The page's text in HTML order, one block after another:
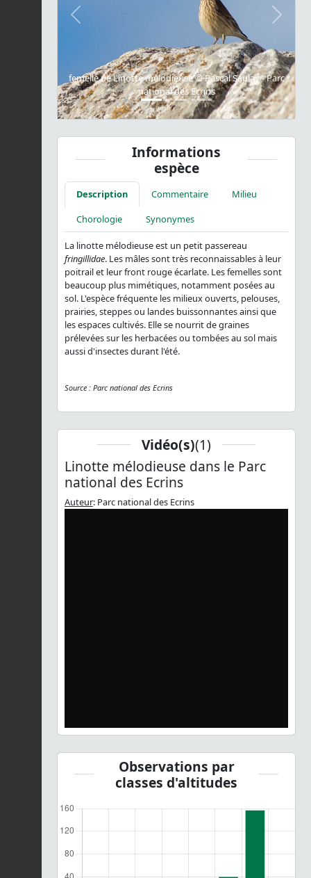
femelle de Linotte mélodieuse © Pascal Saulay - Parc
national des Ecrins
Previous Next
Informations
espèce
Description Commentaire
Milieu
Chorologie
Synonymes
La linotte mélodieuse est un petit passereau
fringillidae. Les mâles sont très reconnaissables à leur
poitrail et leur front rouge écarlate. Les femelles sont
beaucoup plus mimétiques, notamment posées au
sol. L'espèce fréquente les milieux ouverts, pelouses,
prairies, steppes ou landes buissonnantes ainsi que
les espaces cultivés. Elle se nourrit de graines
prélevées sur les herbacées ou tombées au sol mais
aussi d'insectes durant l'été.
Source : Parc national des Ecrins
Vidéo(s)(1)
Linotte mélodieuse dans le Parc
national des Ecrins
Auteur: Parc national des Ecrins
Observations par
classes d'altitudes